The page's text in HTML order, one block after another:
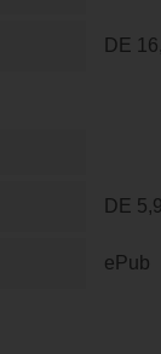
DE
DE
ePub